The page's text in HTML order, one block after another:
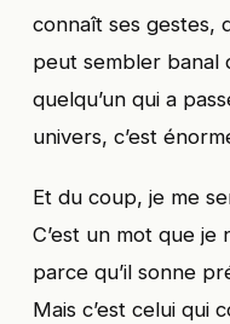
connaît ses gestes,
peut sembler banal
quelqu’un qui a
univers, c’est
Et du coup, je me
C’est un mot que je
parce qu’il sonne
Mais c’est celui qui